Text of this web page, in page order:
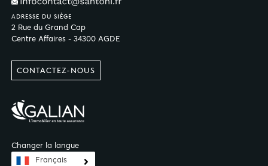
ADRESSE DU SIÈGE
2 Rue du Grand Cap
Centre Affaires - 34300 AGDE
CONTACTEZ-NOUS
Changer la langue
Français